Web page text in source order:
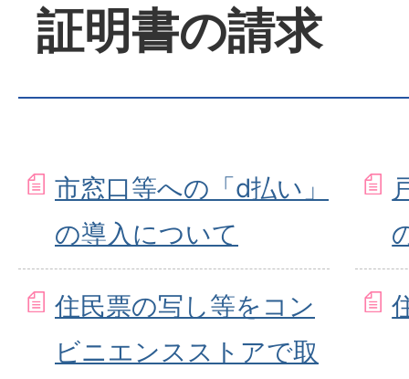
証明書の請求
市窓口等への「d払い」
の導入について
住民票の写し等をコン
ビニエンスストアで取